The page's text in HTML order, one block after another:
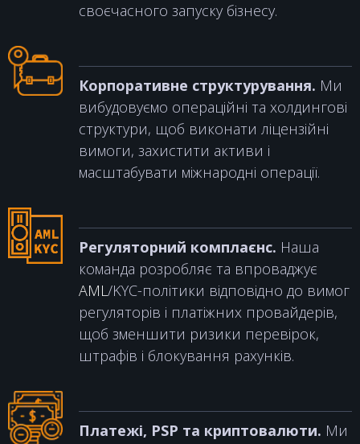
своєчасного запуску бізнесу.
Корпоративне структурування. Ми
вибудовуємо операційні та холдингові
структури, щоб виконати ліцензійні
вимоги, захистити активи і
масштабувати міжнародні операції.
Регуляторний комплаєнс. Наша
команда розробляє та впроваджує
AML/KYC-політики відповідно до вимог
регуляторів і платіжних провайдерів,
щоб зменшити ризики перевірок,
штрафів і блокування рахунків.
Платежі, PSP та криптовалюти. Ми